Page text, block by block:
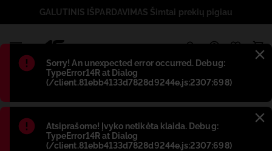
Błąd:
Sorry! An unexpected error occurred. Debug:
TypeError14R at Dialog
(/client.81ebb4133d7828d9244e.js:2307:698)
Błąd:
Atsiprašome! Įvyko netikėta klaida. Debug:
TypeError14R at Dialog
(/client.81ebb4133d7828d9244e.js:2307:698)
GALUTINIS IŠPARDAVIMAS Šimtai prekių pigiau